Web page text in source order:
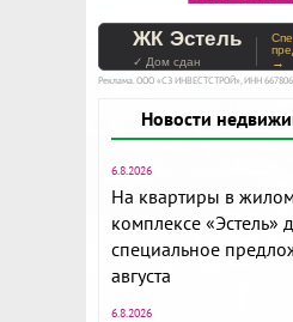
ЖК Эстель
✓ Дом сдан →
Реклама. ООО «СЗ ИНВЕСТСТРОЙ», ИНН
Новости
6.8.2026
На квартиры в
комплексе «Эстель»
специальное
августа
6.8.2026